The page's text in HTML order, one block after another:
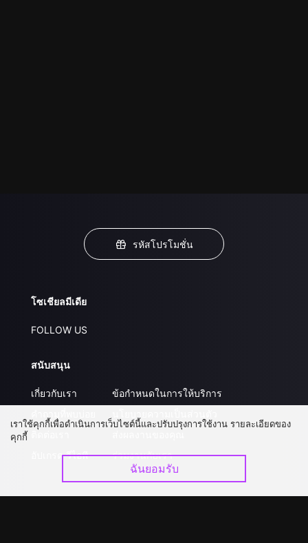
รหัสโปรโมชั่น
โซเชียลมีเดีย
FOLLOW US
สนับสนุน
เกี่ยวกับเรา
อัปเกรด วีไอพี
ข้อกำหนดในการให้บริการ
ร่วมงานกับเรา
เราใช้คุกกี้เพื่อดำเนินการเว็บไซต์นี้และปรับปรุงการใช้งาน รายละเอียดของ
คุกกี้
ฉันยอมรับ